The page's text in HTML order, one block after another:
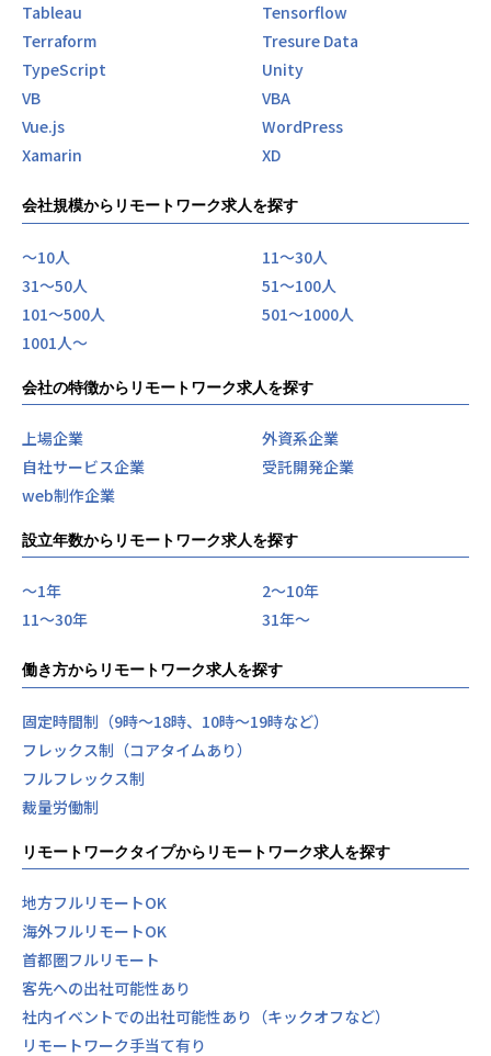
Tableau
Tensorflow
Terraform
Tresure Data
TypeScript
Unity
VB
VBA
Vue.js
WordPress
Xamarin
XD
会社規模からリモートワーク求人を探す
〜10人
11〜30人
31〜50人
51〜100人
101〜500人
501〜1000人
1001人〜
会社の特徴からリモートワーク求人を探す
上場企業
外資系企業
自社サービス企業
受託開発企業
web制作企業
設立年数からリモートワーク求人を探す
〜1年
2〜10年
11〜30年
31年〜
働き方からリモートワーク求人を探す
固定時間制（9時～18時、10時～19時など）
フレックス制（コアタイムあり）
フルフレックス制
裁量労働制
リモートワークタイプからリモートワーク求人を探す
地方フルリモートOK
海外フルリモートOK
首都圏フルリモート
客先への出社可能性あり
社内イベントでの出社可能性あり（キックオフなど）
リモートワーク手当て有り